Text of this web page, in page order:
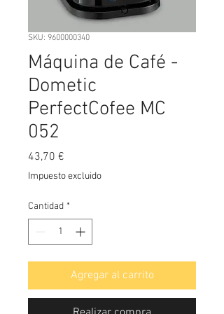
SKU: 9600000340
Máquina de Café -
Dometic
PerfectCofee MC
052
43,70 €
Impuesto excluido
Cantidad *
Agregar al carrito